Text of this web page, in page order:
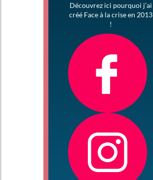
Découvrez ici pourquoi j’ai
créé Face à la crise en 2013
!